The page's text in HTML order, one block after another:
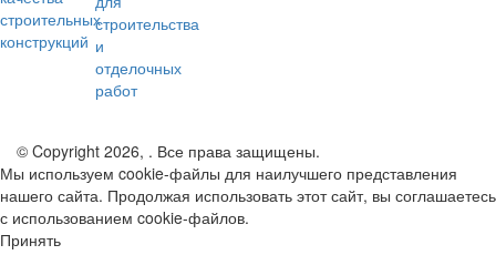
© Copyright 2026, . Все права защищены.
Мы используем cookie-файлы для наилучшего представления
нашего сайта. Продолжая использовать этот сайт, вы соглашаетесь
с использованием cookie-файлов.
Принять